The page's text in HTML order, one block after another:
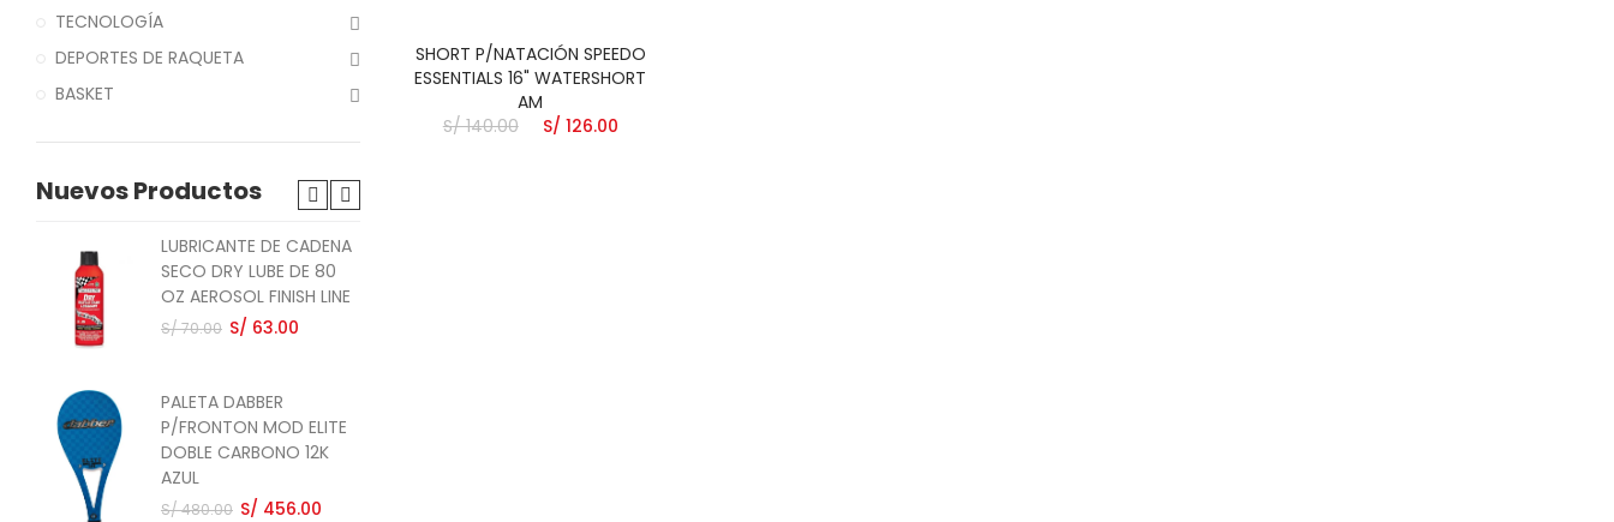
SHORT P/NATACIÓN SPEEDO
ESSENTIALS 16" WATERSHORT
AM
S/ 140.00
S/ 126.00
TECNOLOGÍA
DEPORTES DE RAQUETA
BASKET
Nuevos Productos
LUBRICANTE DE CADENA
SECO DRY LUBE DE 80
OZ AEROSOL FINISH LINE
S/ 70.00 S/ 63.00
PALETA DABBER
P/FRONTON MOD ELITE
DOBLE CARBONO 12K
AZUL
S/ 480.00 S/ 456.00